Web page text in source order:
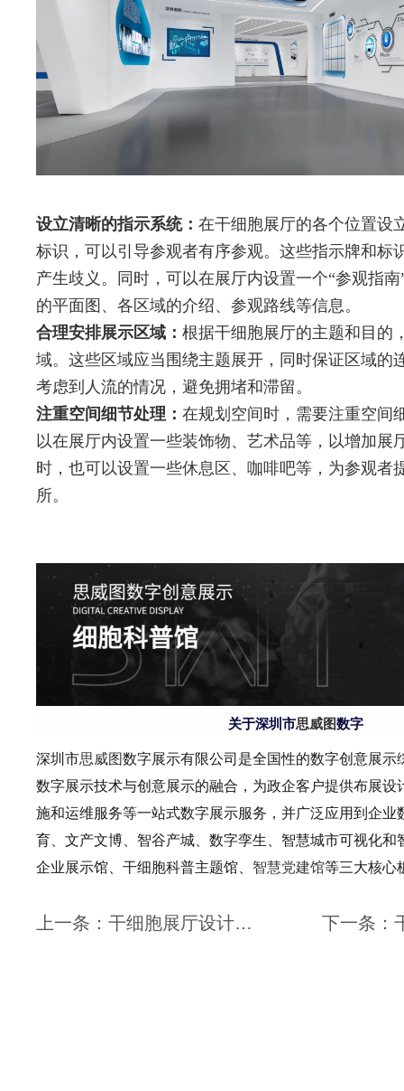
设立清晰的指示系统： 在干细胞展厅的各个位置设
标识，可以引导参观者有序参观。这些指示牌和标
产生歧义。同时，可以在展厅内设置一个“参观指
的平面图、各区域的介绍、参观路线等信息。
合理安排展示区域： 根据干细胞展厅的主题和目的
域。这些区域应当围绕主题展开，同时保证区域的
考虑到人流的情况，避免拥堵和滞留。
注重空间细节处理： 在规划空间时，需要注重空间
以在展厅内设置一些装饰物、艺术品等，以增加展
时，也可以设置一些休息区、咖啡吧等，为参观者
所。
关于深圳市思威图数字
深圳市思威图数字展示有限公司是全国性的数字创意展示
数字展示技术与创意展示的融合，为政企客户提供布展设
施和运维服务等一站式数字展示服务，并广泛应用到企业
育、文产文博、智谷产城、数字孪生、智慧城市可视化和
企业展示馆、干细胞科普主题馆、 智慧党建馆等三大核心
上一条：干细胞展厅设计：从视觉和布局上征服观众-思威图数字